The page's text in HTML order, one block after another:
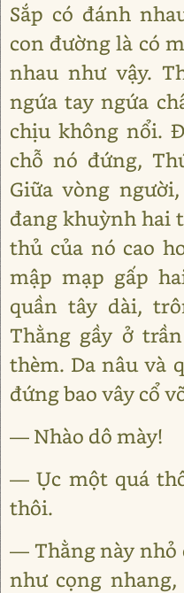
Sắp có đánh
con đường là có
nhau như vậy.
ngứa tay ngứa
chịu không nổi.
chỗ nó đứng,
Giữa vòng
đang khuỳnh hai
thủ của nó cao
mập mạp gấp
quần tây dài,
Thằng gầy ở
thèm. Da nâu và
đứng bao vây cổ
— Nhào dô mày!
— Ục một quá
thôi.
— Thằng này nhỏ
như cọng